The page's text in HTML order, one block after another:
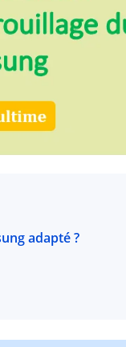
adapté ?